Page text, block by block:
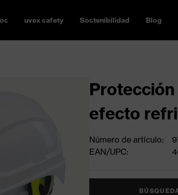
uvex safety Sostenibilidad Blog
Protección
efecto
Número de artículo:
EAN/UPC: